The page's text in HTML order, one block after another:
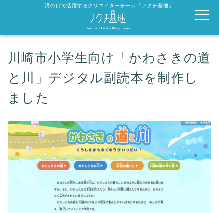
溝の口で活躍するクリエイターチーム「ノクチ基地」
川崎市小学生向け「かわさきの道
と川」デジタル副読本を制作し
ました